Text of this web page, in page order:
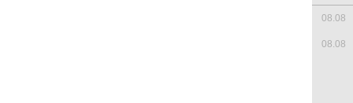
08.08
08.08